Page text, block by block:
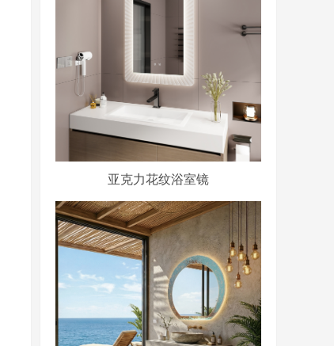
亚克力花纹浴室镜